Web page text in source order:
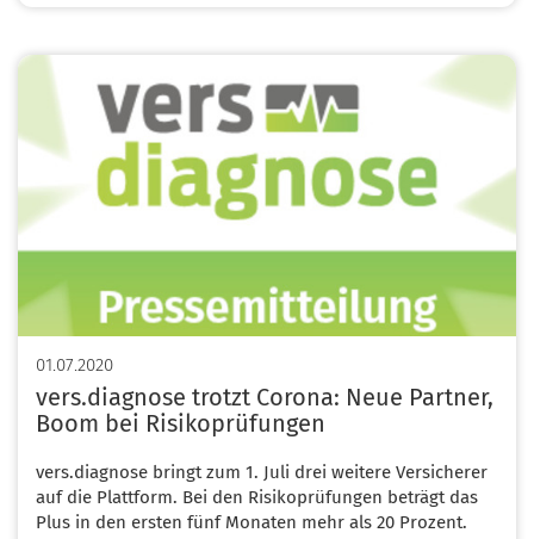
war
ein
Erfolgsjahr
Image
01.07.2020
vers.diagnose trotzt Corona: Neue Partner,
Boom bei Risikoprüfungen
vers.diagnose bringt zum 1. Juli drei weitere Versicherer
auf die Plattform. Bei den Risikoprüfungen beträgt das
Plus in den ersten fünf Monaten mehr als 20 Prozent.